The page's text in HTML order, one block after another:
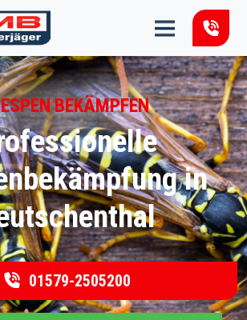
BEKÄMPFEN
in
01579-2505200